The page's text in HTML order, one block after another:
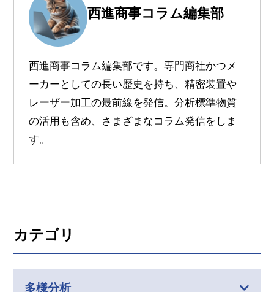
西進商事コラム編集部
西進商事コラム編集部です。専門商社かつメ
ーカーとしての長い歴史を持ち、精密装置や
レーザー加工の最前線を発信。分析標準物質
の活用も含め、さまざまなコラム発信をしま
す。
カテゴリ
多様分析